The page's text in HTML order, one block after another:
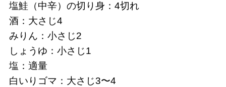
塩鮭（中辛）の切り身：4切れ
酒：大さじ4
みりん：小さじ2
しょうゆ：小さじ1
塩：適量
白いりゴマ：大さじ3〜4